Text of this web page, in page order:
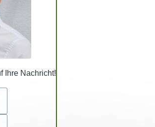
Ihre Nachricht!